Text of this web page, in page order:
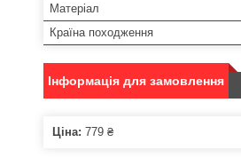
Матеріал
Країна походження
Інформація для замовлення
Ціна: 779 ₴